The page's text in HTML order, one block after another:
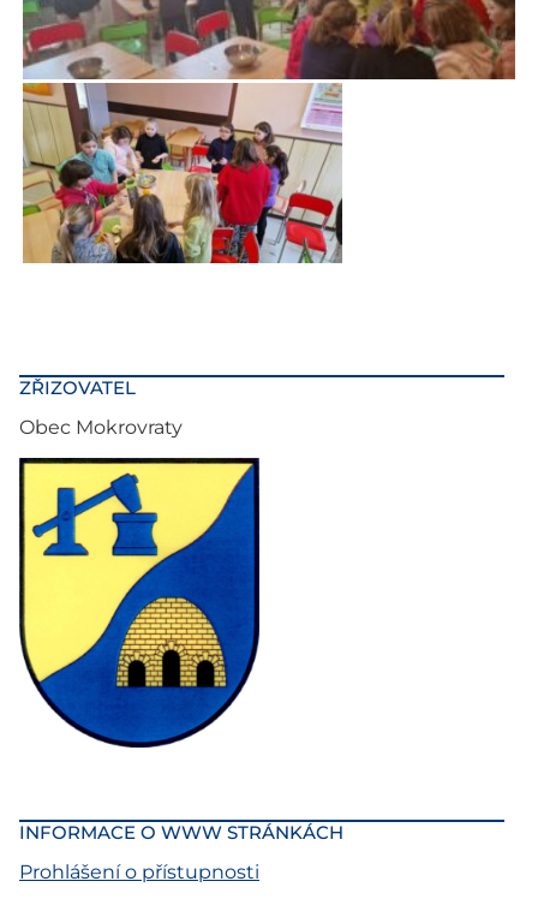
ZŘIZOVATEL
Obec Mokrovraty
INFORMACE O WWW STRÁNKÁCH
Prohlášení o přístupnosti